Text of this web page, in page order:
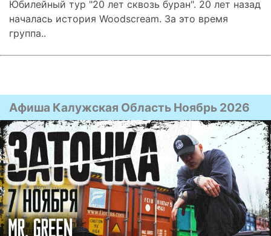
Юбилейный тур "20 лет сквозь буран". 20 лет назад
началась история Woodscream. За это время
группа..
Афиша Калужская Область Ноябрь 2026